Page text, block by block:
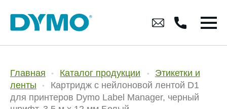
Главная Каталог продукции
Этикетки и
ленты
Картридж с нейлоновой лентой D1
для принтеров Dymo Label Manager, черный